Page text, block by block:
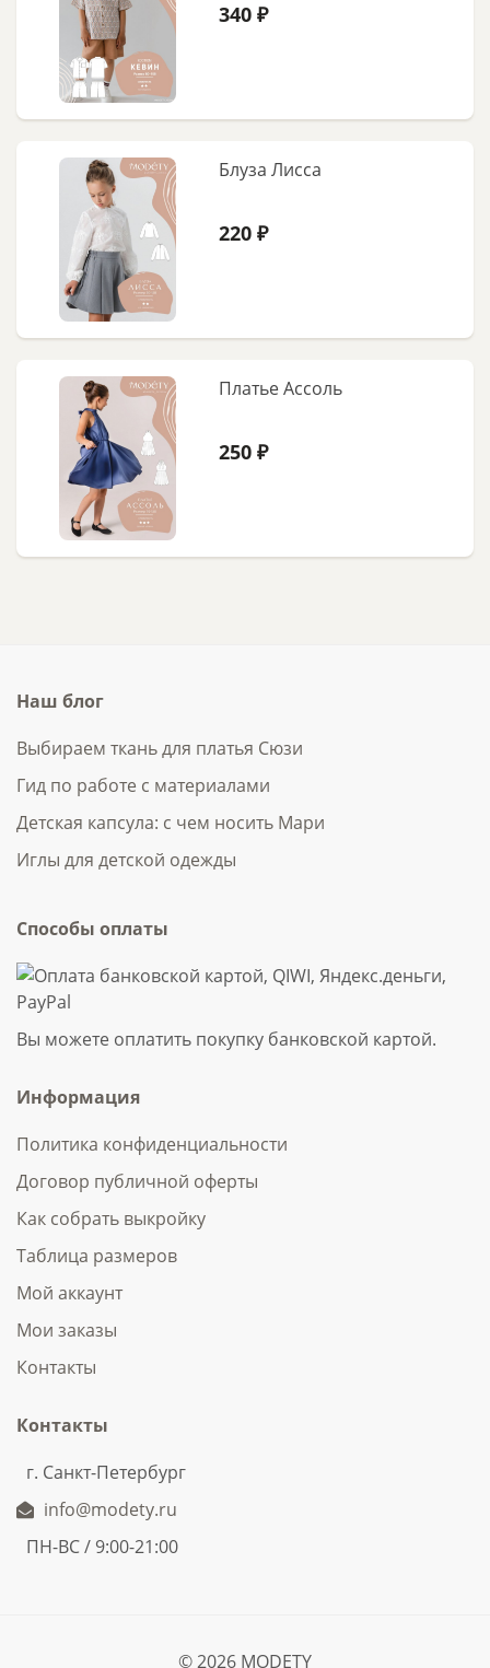
340 ₽
Блуза Лисса
220 ₽
Платье Ассоль
250 ₽
Наш блог
Выбираем ткань для платья Сюзи
Гид по работе с материалами
Детская капсула: с чем носить Мари
Иглы для детской одежды
Способы оплаты
Вы можете оплатить покупку банковской картой.
Информация
Политика конфиденциальности
Договор публичной оферты
Как собрать выкройку
Таблица размеров
Мой аккаунт
Мои заказы
Контакты
Контакты
г. Санкт-Петербург
info@modety.ru
ПН-ВС / 9:00-21:00
© 2026 MODETY